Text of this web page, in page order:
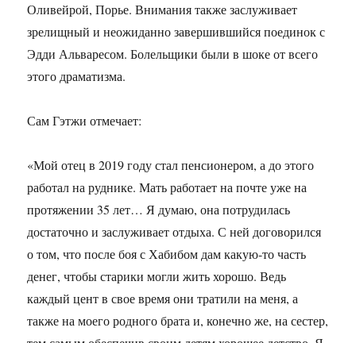
Оливейрой, Порье. Внимания также заслуживает
зрелищный и неожиданно завершившийся поединок с
Эдди Альваресом. Болельщики были в шоке от всего
этого драматизма.
Сам Гэтжи отмечает:
«Мой отец в 2019 году стал пенсионером, а до этого
работал на руднике. Мать работает на почте уже на
протяжении 35 лет… Я думаю, она потрудилась
достаточно и заслуживает отдыха. С ней договорился
о том, что после боя с Хабибом дам какую-то часть
денег, чтобы старики могли жить хорошо. Ведь
каждый цент в свое время они тратили на меня, а
также на моего родного брата и, конечно же, на сестер,